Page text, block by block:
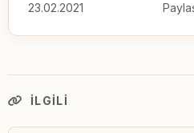
23.02.2021
İLGILI